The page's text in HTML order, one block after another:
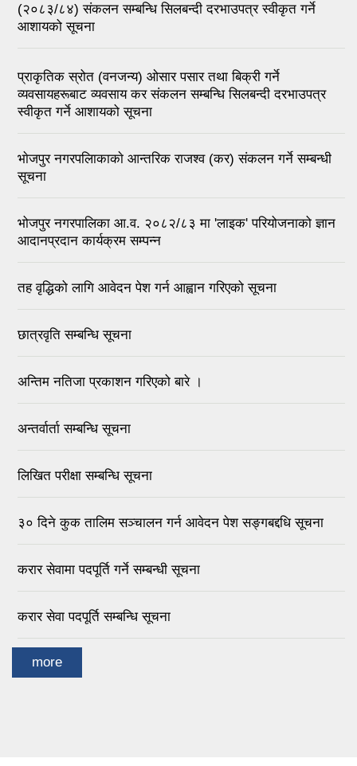
(२०८३/८४) संकलन सम्बन्धि सिलबन्दी दरभाउपत्र स्वीकृत गर्ने
आशायको सूचना
प्राकृतिक स्रोत (वनजन्य) ओसार पसार तथा बिक्री गर्ने
व्यवसायहरूबाट व्यवसाय कर संकलन सम्बन्धि सिलबन्दी दरभाउपत्र
स्वीकृत गर्ने आशायको सूचना
भाेजपुर नगरपलािकाकाे आन्तरिक राजश्व (कर) संकलन गर्ने सम्बन्धी
सूचना
भोजपुर नगरपालिका आ.व. २०८२/८३ मा 'लाइक' परियोजनाको ज्ञान
आदानप्रदान कार्यक्रम सम्पन्न
तह वृद्धिको लागि आवेदन पेश गर्न आह्वान गरिएको सूचना
छात्रवृति सम्बन्धि सूचना
अन्तिम नतिजा प्रकाशन गरिएको बारे ।
अन्तर्वार्ता सम्बन्धि सूचना
लिखित परीक्षा सम्बन्धि सूचना
३० दिने कुक तालिम सञ्चालन गर्न आवेदन पेश सङ्गबद्दधि सूचना
करार सेवामा पदपूर्ति गर्ने सम्बन्धी सूचना
करार सेवा पदपूर्ति सम्बन्धि सूचना
more